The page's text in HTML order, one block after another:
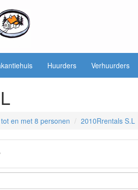
Huurders Verhuurders
en met 8 personen 2010Rrentals S.L